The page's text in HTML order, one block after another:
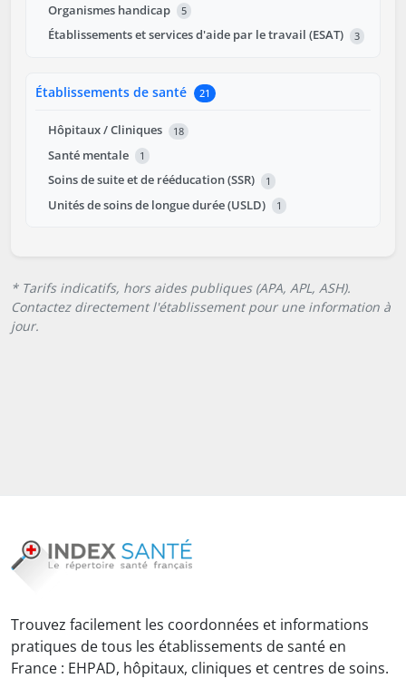
Organismes handicap 5
Établissements et services d'aide par le travail (ESAT) 3
Établissements de santé 21
Hôpitaux / Cliniques 18
Santé mentale 1
Soins de suite et de rééducation (SSR) 1
Unités de soins de longue durée (USLD) 1
* Tarifs indicatifs, hors aides publiques (APA, APL, ASH).
Contactez directement l'établissement pour une information à
jour.
Trouvez facilement les coordonnées et informations
pratiques de tous les établissements de santé en
France : EHPAD, hôpitaux, cliniques et centres de soins.